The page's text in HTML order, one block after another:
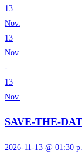
13
Nov.
13
Nov.
-
13
Nov.
SAVE-THE-
2026-11-13 @ 01:30